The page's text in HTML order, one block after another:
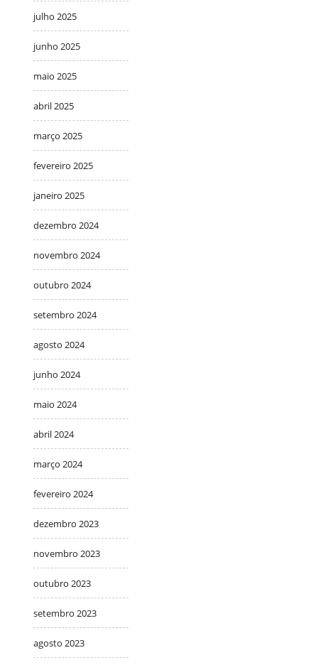
julho 2025
junho 2025
maio 2025
abril 2025
março 2025
fevereiro 2025
janeiro 2025
dezembro 2024
novembro 2024
outubro 2024
setembro 2024
agosto 2024
junho 2024
maio 2024
abril 2024
março 2024
fevereiro 2024
dezembro 2023
novembro 2023
outubro 2023
setembro 2023
agosto 2023